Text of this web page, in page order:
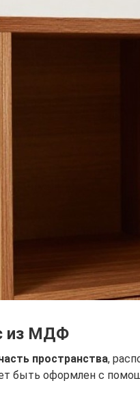
из МДФ
пространства,
быть оформлен с